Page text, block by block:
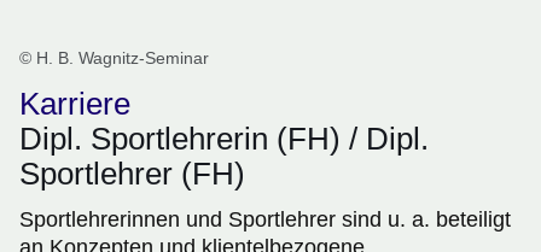
© H. B. Wagnitz-Seminar
Karriere
Dipl. Sportlehrerin (FH) / Dipl.
Sportlehrer (FH)
Sportlehrerinnen und Sportlehrer sind u. a. beteiligt